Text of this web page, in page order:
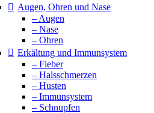
Augen, Ohren und Nase
– Augen
– Nase
– Ohren
Erkältung und Immunsystem
– Fieber
– Halsschmerzen
– Husten
– Immunsystem
– Schnupfen